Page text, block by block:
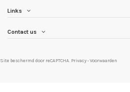
Links
Contact us
Site beschermd door reCAPTCHA. Privacy-Voorwaarden